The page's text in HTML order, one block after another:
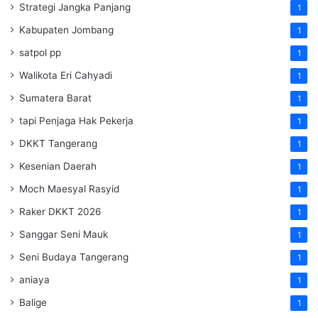
Strategi Jangka Panjang 1
Kabupaten Jombang 1
satpol pp 1
Walikota Eri Cahyadi 1
Sumatera Barat 1
tapi Penjaga Hak Pekerja 1
DKKT Tangerang 1
Kesenian Daerah 1
Moch Maesyal Rasyid 1
Raker DKKT 2026 1
Sanggar Seni Mauk 1
Seni Budaya Tangerang 1
aniaya 1
Balige 1